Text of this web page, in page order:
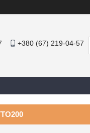
+380 (67) 219-04-57